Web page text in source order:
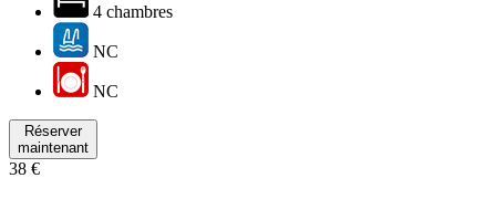
4 chambres
NC
NC
Réserver
maintenant
38 €